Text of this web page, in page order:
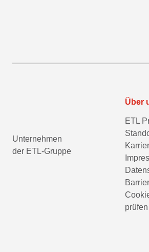
Unternehmen
der ETL-Gruppe
Über
ETL
prüfen